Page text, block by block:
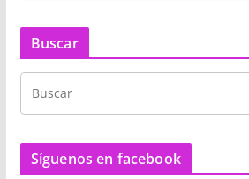
Buscar
Síguenos en facebook